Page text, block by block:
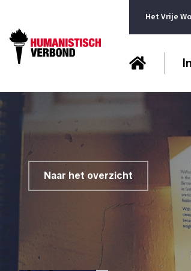
Het Vrije
Naar het overzicht